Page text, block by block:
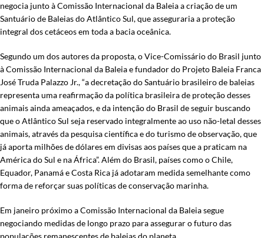
negocia junto à Comissão Internacional da Baleia a criação de um
Santuário de Baleias do Atlântico Sul, que asseguraria a proteção
integral dos cetáceos em toda a bacia oceânica.
Segundo um dos autores da proposta, o Vice-Comissário do Brasil junto
à Comissão Internacional da Baleia e fundador do Projeto Baleia Franca
José Truda Palazzo Jr., “a decretação do Santuário brasileiro de baleias
representa uma reafirmação da política brasileira de proteção desses
animais ainda ameaçados, e da intenção do Brasil de seguir buscando
que o Atlântico Sul seja reservado integralmente ao uso não-letal desses
animais, através da pesquisa científica e do turismo de observação, que
já aporta milhões de dólares em divisas aos países que a praticam na
América do Sul e na África”. Além do Brasil, países como o Chile,
Equador, Panamá e Costa Rica já adotaram medida semelhante como
forma de reforçar suas políticas de conservação marinha.
Em janeiro próximo a Comissão Internacional da Baleia segue
negociando medidas de longo prazo para assegurar o futuro das